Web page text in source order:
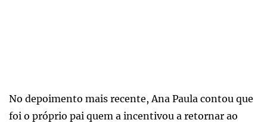
No depoimento mais recente, Ana Paula contou que
foi o próprio pai quem a incentivou a retornar ao